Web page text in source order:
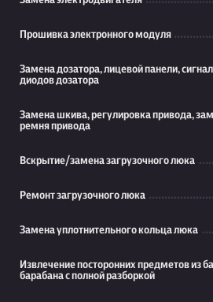
Прошивка электронного модуля
Замена дозатора, лицевой панели,
диодов дозатора
Замена шкива, регулировка привода,
ремня привода
Вскрытие/замена загрузочного люка
Ремонт загрузочного люка
Замена уплотнительного кольца люка
Извлечение посторонних предметов из
барабана с полной разборкой